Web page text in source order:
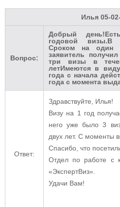
Илья 05-
Вопрос:
Добрый
годовой визы.В
Сроком на один
заявитель
три визы в
летИмеются в
года с начала
года с момента
Ответ:
Здравствуйте, Илья!
Визу на 1 год
него уже было 3
двух лет. С моменты
Спасибо, что
Отдел по работе с
«ЭкспертВиз».
Удачи Вам!